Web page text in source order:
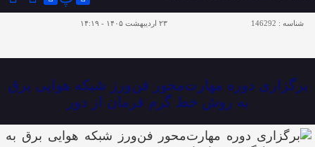
شناسه : 146292 ۲۳ اردیبهشت ۱۴۰۵ - ۱۴:۱۹
برگزاری دوره مهارت‌محور فن‌ورز شبکه هوایی برق
به روش خط گرم فرمان از دور